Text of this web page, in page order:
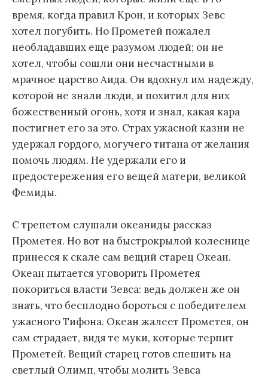
время, когда правил Крон, и которых Зевс
хотел погубить. Но Прометей пожалел
необладавших еще разумом людей; он не
хотел, чтобы сошли они несчастными в
мрачное царство Аида. Он вдохнул им надежду,
которой не знали люди, и похитил для них
божественный огонь, хотя и знал, какая кара
постигнет его за это. Страх ужасной казни не
удержал гордого, могучего титана от желания
помочь людям. Не удержали его и
предостережения его вещей матери, великой
Фемиды.
С трепетом слушали океаниды рассказ
Прометея. Но вот на быстрокрылой колеснице
принесся к скале сам вещий старец Океан.
Океан пытается уговорить Прометея
покориться власти Зевса: ведь должен же он
знать, что бесплодно бороться с победителем
ужасного Тифона. Океан жалеет Прометея, он
сам страдает, видя те муки, которые терпит
Прометей. Вещий старец готов спешить на
светлый Олимп, чтобы молить Зевса